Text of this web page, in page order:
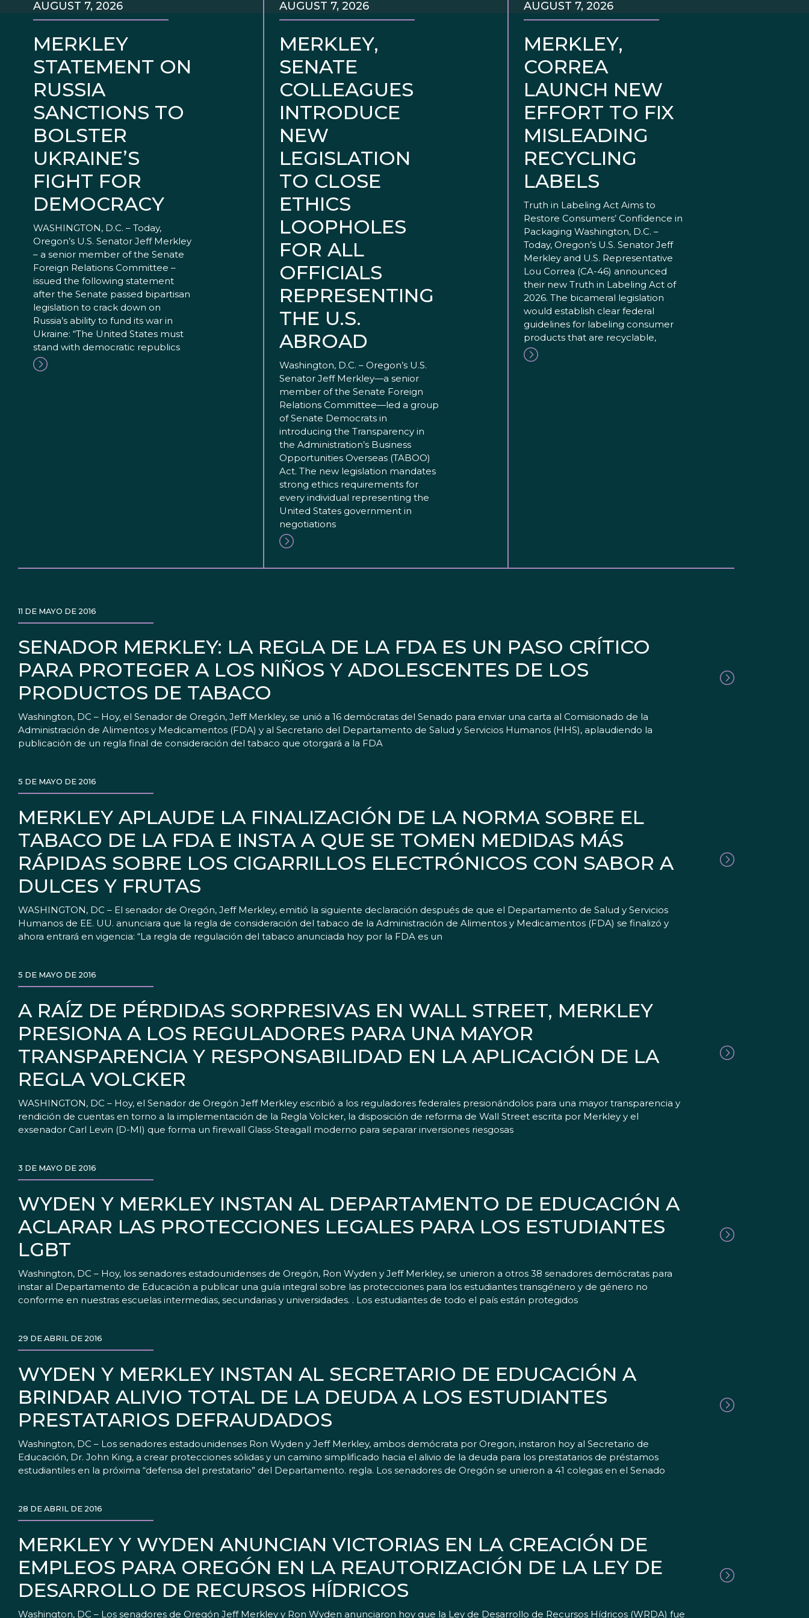
MERKLEY
STATEMENT ON
RUSSIA
SANCTIONS TO
BOLSTER
UKRAINE’S
FIGHT FOR
DEMOCRACY
AUGUST 7, 2026
WASHINGTON, D.C. – Today,
Oregon’s U.S. Senator Jeff Merkley
– a senior member of the Senate
Foreign Relations Committee –
issued the following statement
after the Senate passed bipartisan
legislation to crack down on
Russia’s ability to fund its war in
Ukraine: “The United States must
stand with democratic republics
MERKLEY,
SENATE
COLLEAGUES
INTRODUCE
NEW
LEGISLATION
TO CLOSE
ETHICS
LOOPHOLES
FOR ALL
OFFICIALS
REPRESENTING
THE U.S.
ABROAD
AUGUST 7, 2026
Washington, D.C. – Oregon’s U.S.
Senator Jeff Merkley—a senior
member of the Senate Foreign
Relations Committee—led a group
of Senate Democrats in
introducing the Transparency in
the Administration’s Business
Opportunities Overseas (TABOO)
Act. The new legislation mandates
strong ethics requirements for
every individual representing the
United States government in
negotiations
MERKLEY,
CORREA
LAUNCH NEW
EFFORT TO FIX
MISLEADING
RECYCLING
LABELS
AUGUST 7, 2026
Truth in Labeling Act Aims to
Restore Consumers’ Confidence in
Packaging Washington, D.C. –
Today, Oregon’s U.S. Senator Jeff
Merkley and U.S. Representative
Lou Correa (CA-46) announced
their new Truth in Labeling Act of
2026. The bicameral legislation
would establish clear federal
guidelines for labeling consumer
products that are recyclable,
SENADOR MERKLEY: LA REGLA DE LA FDA ES UN PASO CRÍTICO
PARA PROTEGER A LOS NIÑOS Y ADOLESCENTES DE LOS
PRODUCTOS DE TABACO
11 DE MAYO DE 2016
Washington, DC – Hoy, el Senador de Oregón, Jeff Merkley, se unió a 16 demócratas del Senado para enviar una carta al Comisionado de la
Administración de Alimentos y Medicamentos (FDA) y al Secretario del Departamento de Salud y Servicios Humanos (HHS), aplaudiendo la
publicación de un regla final de consideración del tabaco que otorgará a la FDA
MERKLEY APLAUDE LA FINALIZACIÓN DE LA NORMA SOBRE EL
TABACO DE LA FDA E INSTA A QUE SE TOMEN MEDIDAS MÁS
RÁPIDAS SOBRE LOS CIGARRILLOS ELECTRÓNICOS CON SABOR A
DULCES Y FRUTAS
5 DE MAYO DE 2016
WASHINGTON, DC – El senador de Oregón, Jeff Merkley, emitió la siguiente declaración después de que el Departamento de Salud y Servicios
Humanos de EE. UU. anunciara que la regla de consideración del tabaco de la Administración de Alimentos y Medicamentos (FDA) se finalizó y
ahora entrará en vigencia: “La regla de regulación del tabaco anunciada hoy por la FDA es un
A RAÍZ DE PÉRDIDAS SORPRESIVAS EN WALL STREET, MERKLEY
PRESIONA A LOS REGULADORES PARA UNA MAYOR
TRANSPARENCIA Y RESPONSABILIDAD EN LA APLICACIÓN DE LA
REGLA VOLCKER
5 DE MAYO DE 2016
WASHINGTON, DC – Hoy, el Senador de Oregón Jeff Merkley escribió a los reguladores federales presionándolos para una mayor transparencia y
rendición de cuentas en torno a la implementación de la Regla Volcker, la disposición de reforma de Wall Street escrita por Merkley y el
exsenador Carl Levin (D-MI) que forma un firewall Glass-Steagall moderno para separar inversiones riesgosas
WYDEN Y MERKLEY INSTAN AL DEPARTAMENTO DE EDUCACIÓN A
ACLARAR LAS PROTECCIONES LEGALES PARA LOS ESTUDIANTES
LGBT
3 DE MAYO DE 2016
Washington, DC – Hoy, los senadores estadounidenses de Oregón, Ron Wyden y Jeff Merkley, se unieron a otros 38 senadores demócratas para
instar al Departamento de Educación a publicar una guía integral sobre las protecciones para los estudiantes transgénero y de género no
conforme en nuestras escuelas intermedias, secundarias y universidades. . Los estudiantes de todo el país están protegidos
WYDEN Y MERKLEY INSTAN AL SECRETARIO DE EDUCACIÓN A
BRINDAR ALIVIO TOTAL DE LA DEUDA A LOS ESTUDIANTES
PRESTATARIOS DEFRAUDADOS
29 DE ABRIL DE 2016
Washington, DC – Los senadores estadounidenses Ron Wyden y Jeff Merkley, ambos demócrata por Oregon, instaron hoy al Secretario de
Educación, Dr. John King, a crear protecciones sólidas y un camino simplificado hacia el alivio de la deuda para los prestatarios de préstamos
estudiantiles en la próxima “defensa del prestatario” del Departamento. regla. Los senadores de Oregón se unieron a 41 colegas en el Senado
MERKLEY Y WYDEN ANUNCIAN VICTORIAS EN LA CREACIÓN DE
EMPLEOS PARA OREGÓN EN LA REAUTORIZACIÓN DE LA LEY DE
DESARROLLO DE RECURSOS HÍDRICOS
28 DE ABRIL DE 2016
Washington, DC – Los senadores de Oregón Jeff Merkley y Ron Wyden anunciaron hoy que la Ley de Desarrollo de Recursos Hídricos (WRDA) fue